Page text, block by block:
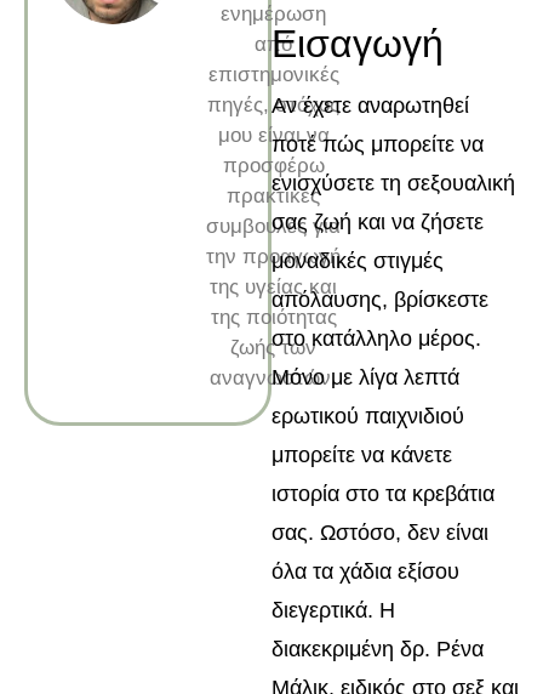
ενημέρωση
από
επιστημονικές
πηγές, στόχος
μου είναι να
προσφέρω
πρακτικές
συμβουλές για
την προαγωγή
της υγείας και
της ποιότητας
ζωής των
αναγνωστών.
Εισαγωγή
Αν έχετε αναρωτηθεί
ποτέ πώς μπορείτε να
ενισχύσετε τη σεξουαλική
σας ζωή και να ζήσετε
μοναδικές στιγμές
απόλαυσης, βρίσκεστε
στο κατάλληλο μέρος.
Μόνο με λίγα λεπτά
ερωτικού παιχνιδιού
μπορείτε να κάνετε
ιστορία στο τα κρεβάτια
σας. Ωστόσο, δεν είναι
όλα τα χάδια εξίσου
διεγερτικά. Η
διακεκριμένη δρ. Ρένα
Μάλικ, ειδικός στο σεξ και